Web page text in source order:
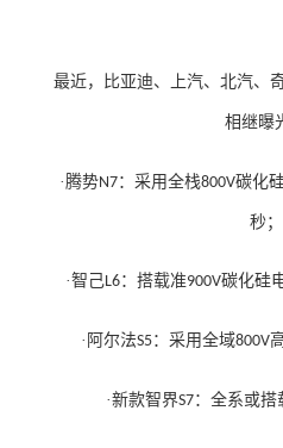
最近，比亚迪、上汽、北汽、
相继曝
·腾势N7：采用全栈800V碳化
秒；
·智己L6： 搭载准900V碳化硅
· 阿尔法S5：采用全域800V
·新款智界S7：全系或搭